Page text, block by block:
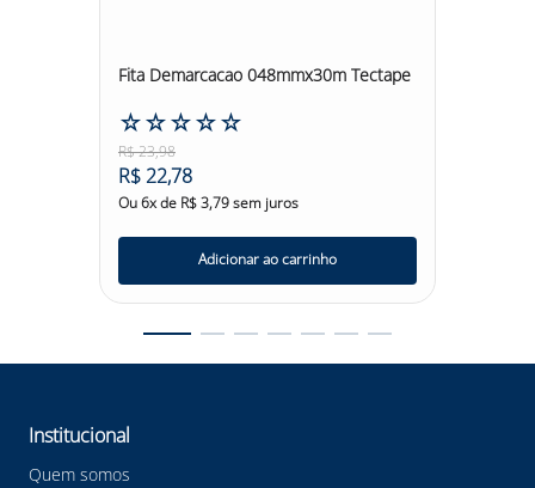
Fita Demarcacao 048mmx30m Tectape
☆☆☆☆☆
R$23,98
R$22,78
Ou6x de R$3,79sem juros
Adicionar ao carrinho
Institucional
Quem somos